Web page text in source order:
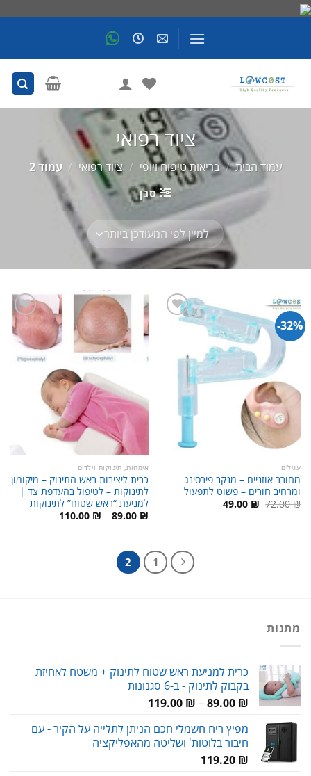
ציוד רפואי
עמוד הבית / בריאות טיפוח ויופי / ציוד רפואי / עמוד 2
סנן
32%-
עגילים
מחורר אוזניים – מנקב פירסינג
ומרחיב חורים – פשוט לתפעול
72.00₪ המחיר
המקורי
49.00 ₪ המחיר
אימהות, תינוקות וילדים
כרית ליציבות ראש התינוק – מיקומון
לתינוקות – לטיפול בהעדפת צד |
למניעת “ראש שטוח” לתינוקות
89.00 ₪
–
110.00 ₪ טווח
1
2
מתנות
כרית למניעת ראש שטוח לתינוק + משטח לאחיזת
בקבוק לתינוק - ב-6 סגנונות
89.00 ₪
–
119.00 ₪
עד
מפיץ ריח חשמלי חכם הניתן לתלייה על הקיר - עם
חיבור בלוטות' ושליטה מהאפליקציה
119.20 ₪